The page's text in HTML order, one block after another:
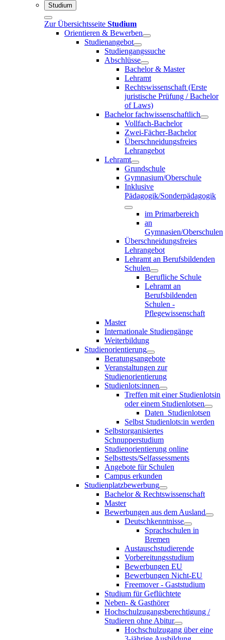
Studium
Zur Übersichtsseite Studium
Orientieren & Bewerben
Studienangebot
Studiengangssuche
Abschlüsse
Bachelor & Master
Lehramt
Rechtswissenschaft (Erste
juristische Prüfung / Bachelor
of Laws)
Bachelor fachwissenschaftlich
Vollfach-Bachelor
Zwei-Fächer-Bachelor
Überschneidungsfreies
Lehrangebot
Lehramt
Grundschule
Gymnasium/Oberschule
Inklusive
Pädagogik/Sonderpädagogik
im Primarbereich
an
Gymnasien/Oberschulen
Überschneidungsfreies
Lehrangebot
Lehramt an Berufsbildenden
Schulen
Berufliche Schule
Lehramt an
Berufsbildenden
Schulen -
Pflegewissenschaft
Master
Internationale Studiengänge
Weiterbildung
Studienorientierung
Beratungsangebote
Veranstaltungen zur
Studienorientierung
Studienlots:innen
Treffen mit einer Studienlotsin
oder einem Studienlotsen
Daten_Studienlotsen
Selbst Studienlots:in werden
Selbstorganisiertes
Schnupperstudium
Studienorientierung online
Selbsttests/Selfassessments
Angebote für Schulen
Campus erkunden
Studienplatzbewerbung
Bachelor & Rechtswissenschaft
Master
Bewerbungen aus dem Ausland
Deutschkenntnisse
Sprachschulen in
Bremen
Austauschstudierende
Vorbereitungsstudium
Bewerbungen EU
Bewerbungen Nicht-EU
Freemover - Gaststudium
Studium für Geflüchtete
Neben- & Gasthörer
Hochschulzugangsberechtigung /
Studieren ohne Abitur
Hochschulzugang über eine